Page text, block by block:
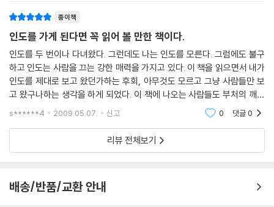
종이책
인도를 가게 된다면 꼭 읽어 볼 만한 책이다.
인도를 두 번이나 다녀왔다. 그런데도 나는 인도를 모른다. 그럼에도 불구
하고 인도는 사람을 끄는 강한 매력을 가지고 있다. 이 책을 읽으면서 내가
인도를 제대로 보고 왔던가하는 후회, 아무것도 모르고 그냥 사람들만 보
고 왔구나하는 생각을 하게 되었다. 이 책에 나오는 사람들도 부처의 깨달
음을 얻으러 갔건, 약탈이었건, 선교였건 간에 물질적으로도 정신적으로
s******4 2009.05.07. 신고 0 댓글0
리뷰 전체보기
배송/반품/교환 안내